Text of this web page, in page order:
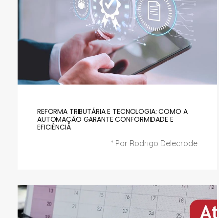
REFORMA TRIBUTÁRIA E TECNOLOGIA: COMO A
AUTOMAÇÃO GARANTE CONFORMIDADE E
EFICIÊNCIA
* Por Rodrigo Delecrode